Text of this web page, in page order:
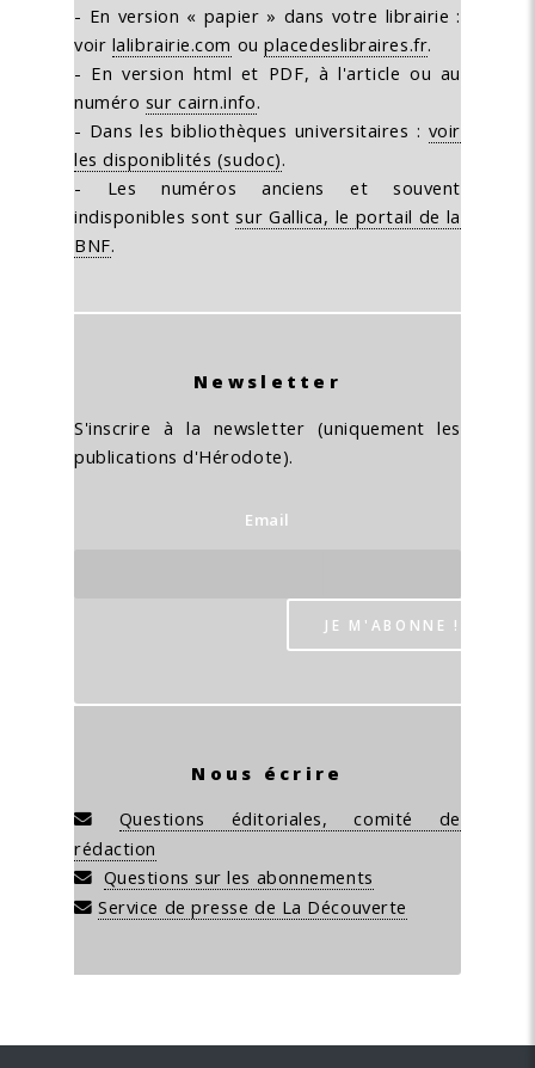
- En version « papier » dans votre librairie :
voir lalibrairie.com ouplacedeslibraires.fr.
- En version html et PDF, à l'article ou au
numéro sur cairn.info.
- Dans les bibliothèques universitaires : voir
les disponiblités (sudoc).
- Les numéros anciens et souvent
indisponibles sontsur Gallica, le portail de la
BNF.
Newsletter
S'inscrire à la newsletter (uniquement les
publications d'Hérodote).
Email
Nous écrire
Questions éditoriales, comité de
rédaction
Questions sur les abonnements
Service de presse de La Découverte